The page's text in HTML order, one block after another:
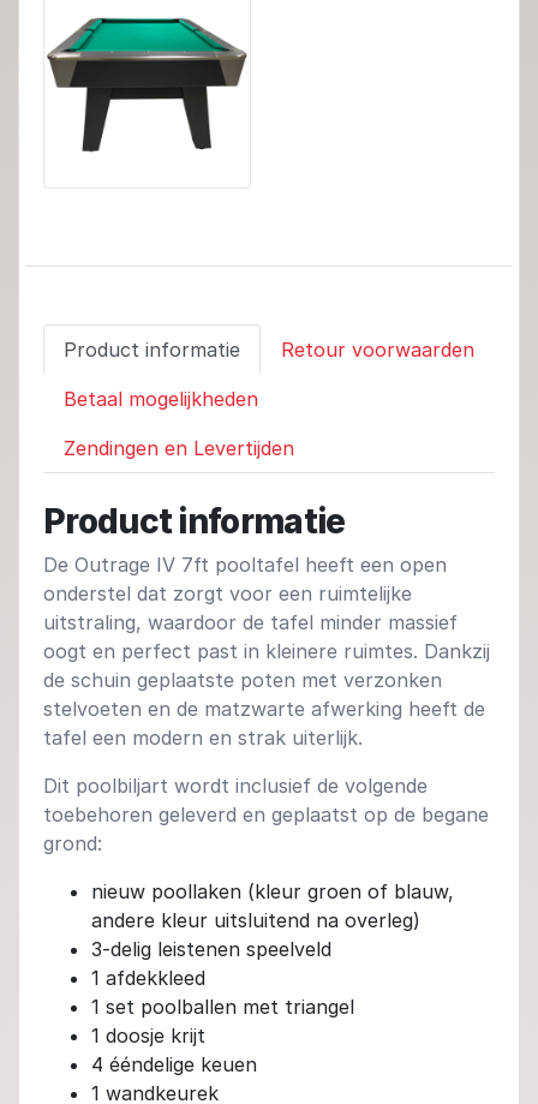
Product informatie Retour voorwaarden
Betaal mogelijkheden
Zendingen en Levertijden
Product informatie
De Outrage IV 7ft pooltafel heeft een open
onderstel dat zorgt voor een ruimtelijke
uitstraling, waardoor de tafel minder massief
oogt en perfect past in kleinere ruimtes. Dankzij
de schuin geplaatste poten met verzonken
stelvoeten en de matzwarte afwerking heeft de
tafel een modern en strak uiterlijk.
Dit poolbiljart wordt inclusief de volgende
toebehoren geleverd en geplaatst op de begane
grond:
nieuw poollaken (kleur groen of blauw,
andere kleur uitsluitend na overleg)
3-delig leistenen speelveld
1 afdekkleed
1 set poolballen met triangel
1 doosje krijt
4 ééndelige keuen
1 wandkeurek